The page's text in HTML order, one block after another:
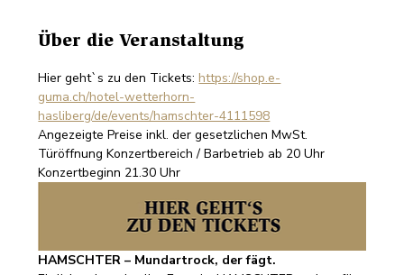
Über die Veranstaltung
Hier geht`s zu den Tickets: https://shop.e-
guma.ch/hotel-wetterhorn-
hasliberg/de/events/hamschter-4111598
Angezeigte Preise inkl. der gesetzlichen MwSt.
Türöffnung Konzertbereich / Barbetrieb ab 20 Uhr
Konzertbeginn 21.30 Uhr
HAMSCHTER – Mundartrock, der fägt.